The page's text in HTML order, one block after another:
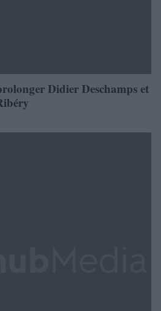
Didier Deschamps et